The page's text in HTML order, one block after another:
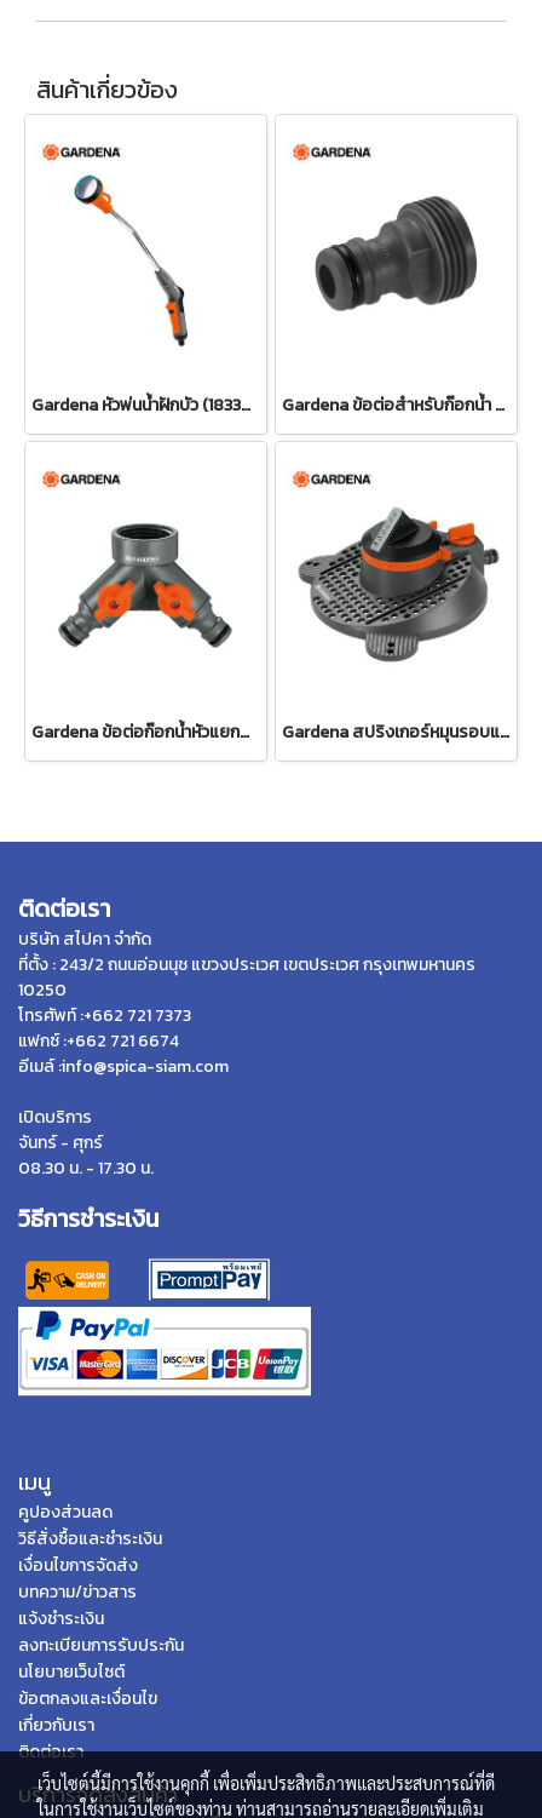
สินค้าเกี่ยวข้อง
Gardena หัวพ่นน้ำฝักบัว (18330-20) Gardena ข้อต่อสำหรับก๊อกน้ำ ขนาด 3/4" (26.5 มม.) (00921-50)
Gardena ข้อต่อก๊อกน้ำหัวแยกสองทาง 26.5 มม. (3/4") (00938-20) Gardena สปริงเกอร์หมุนรอบแบบปรับได้ Tango (02065-20)
ติดต่อเรา
บริษัท สไปคา จำกัด
ที่ตั้ง : 243/2 ถนนอ่อนนุช แขวงประเวศ เขตประเวศ กรุงเทพมหานคร
10250
โทรศัพท์ :+662 721 7373
แฟกซ์ :+662 721 6674
อีเมล์ :info@spica-siam.com
เปิดบริการ
จันทร์ - ศุกร์
08.30 น. - 17.30 น.
วิธีการชำระเงิน
เมนู
คูปองส่วนลด
วิธีสั่งซื้อและชำระเงิน
เงื่อนไขการจัดส่ง
บทความ/ข่าวสาร
แจ้งชำระเงิน
ลงทะเบียนการรับประกัน
นโยบายเว็บไซต์
ข้อตกลงและเงื่อนไข
เกี่ยวกับเรา
ติดต่อเรา
บริการจัดส่งสินค้า
เว็บไซต์นี้มีการใช้งานคุกกี้ เพื่อเพิ่มประสิทธิภาพและประสบการณ์ที่ดี
ในการใช้งานเว็บไซต์ของท่าน ท่านสามารถอ่านรายละเอียดเพิ่มเติม